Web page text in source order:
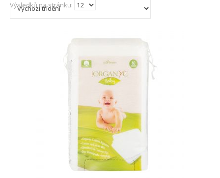
Výsledků na stránku: